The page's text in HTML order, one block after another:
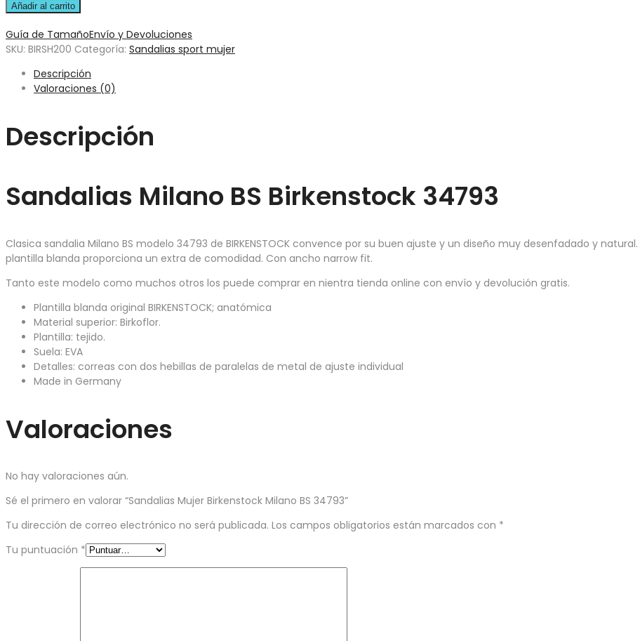
Añadir al carrito
Guía de TamañoEnvío y Devoluciones
SKU: BIRSH200 Categoría: Sandalias sport mujer
Descripción
Valoraciones (0)
Descripción
Sandalias Milano BS Birkenstock 34793
Clasica sandalia Milano BS modelo 34793 de BIRKENSTOCK convence por su buen ajuste y un diseño muy desenfadado y
plantilla blanda proporciona un extra de comodidad. Con ancho narrow fit.
Tanto este modelo como muchos otros los puede comprar en nientra tienda online con envío y devolución gratis.
Plantilla blanda original BIRKENSTOCK; anatómica
Material superior: Birkoflor.
Plantilla: tejido.
Suela: EVA
Detalles: correas con dos hebillas de paralelas de metal de ajuste individual
Made in Germany
Valoraciones
No hay valoraciones aún.
Sé el primero en valorar “Sandalias Mujer Birkenstock Milano BS 34793”
Tu dirección de correo electrónico no será publicada. Los campos obligatorios están marcados con *
Tu puntuación *